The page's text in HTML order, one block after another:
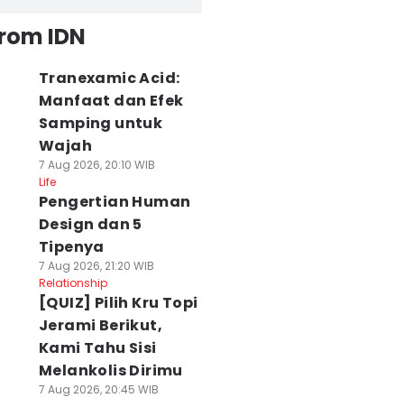
IDN
Tranexamic Acid:
Manfaat dan Efek
Samping untuk
Wajah
7 Aug 2026, 20:10 WIB
Life
Pengertian Human
Design dan 5
Tipenya
7 Aug 2026, 21:20 WIB
Relationship
[QUIZ] Pilih Kru Topi
Jerami Berikut,
Kami Tahu Sisi
Melankolis Dirimu
7 Aug 2026, 20:45 WIB